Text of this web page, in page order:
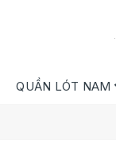
QUẦN LÓT NAM